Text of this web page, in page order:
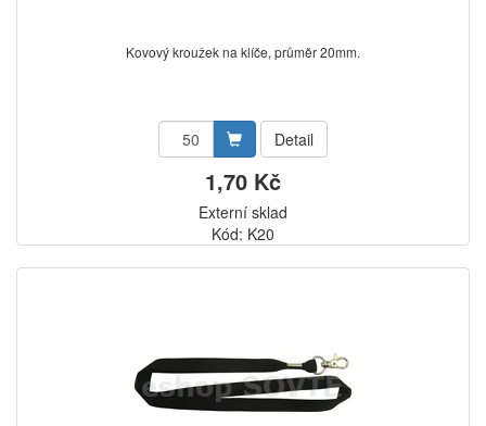
Kovový kroužek na klíče, průměr 20mm.
Detail
1,70 Kč
Externí sklad
Kód: K20